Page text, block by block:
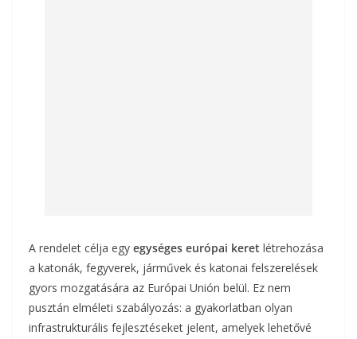
A rendelet célja egy egységes európai keret létrehozása
a katonák, fegyverek, járművek és katonai felszerelések
gyors mozgatására az Európai Unión belül. Ez nem
pusztán elméleti szabályozás: a gyakorlatban olyan
infrastrukturális fejlesztéseket jelent, amelyek lehetővé